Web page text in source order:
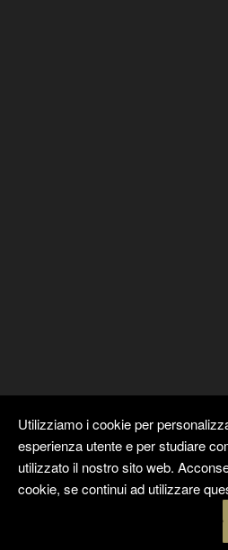
Kyuubi Cloud Solution
Utilizziamo i cookie per
esperienza utente e per studiare
utilizzato il nostro sito web.
cookie, se continui ad utilizzare